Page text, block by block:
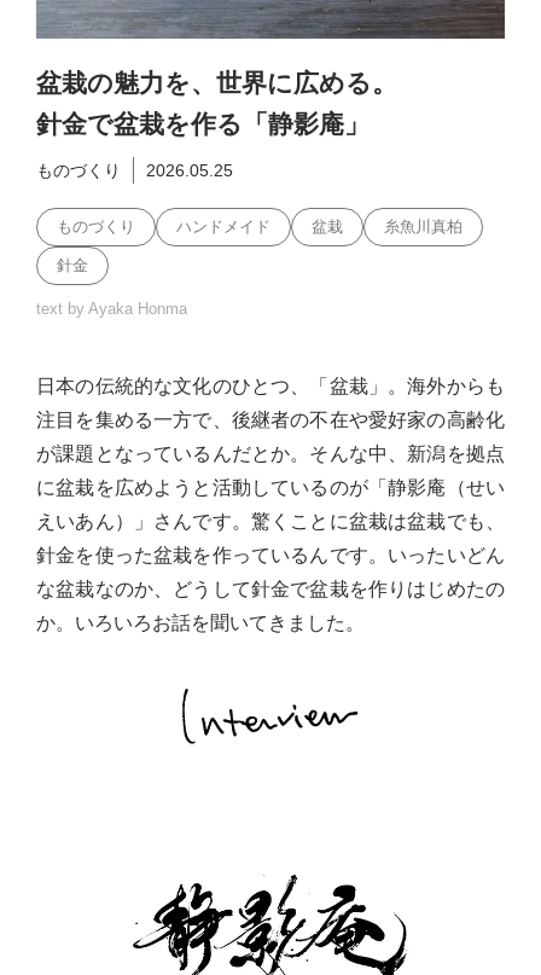
盆栽の魅力を、世界に広める。
針金で盆栽を作る「静影庵」
ものづくり 2026.05.25
ものづくり ハンドメイド 盆栽 糸魚川真柏
針金
text by Ayaka Honma
日本の伝統的な文化のひとつ、「盆栽」。海外からも
注目を集める一方で、後継者の不在や愛好家の高齢化
が課題となっているんだとか。そんな中、新潟を拠点
に盆栽を広めようと活動しているのが「静影庵（せい
えいあん）」さんです。驚くことに盆栽は盆栽でも、
針金を使った盆栽を作っているんです。いったいどん
な盆栽なのか、どうして針金で盆栽を作りはじめたの
か。いろいろお話を聞いてきました。